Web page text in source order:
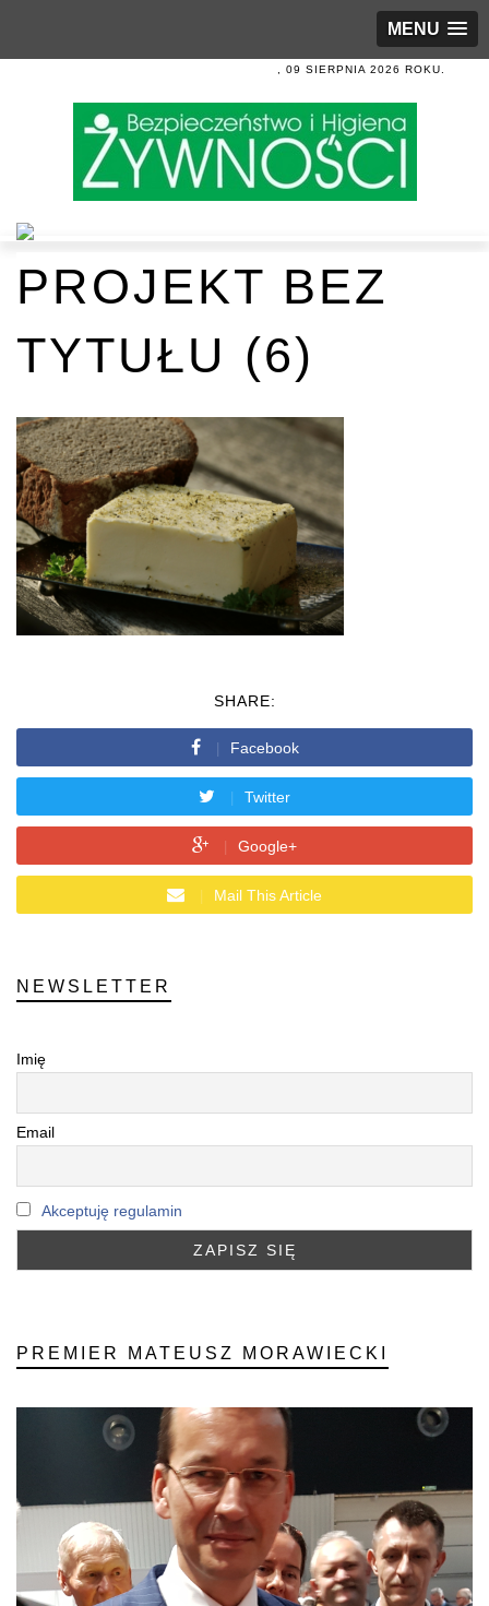
MENU
, 09 SIERPNIA 2026 ROKU.
PROJEKT BEZ
TYTUŁU (6)
SHARE:
Facebook
Twitter
Google+
Mail This Article
NEWSLETTER
Imię
Email
Akceptuję regulamin
PREMIER MATEUSZ MORAWIECKI